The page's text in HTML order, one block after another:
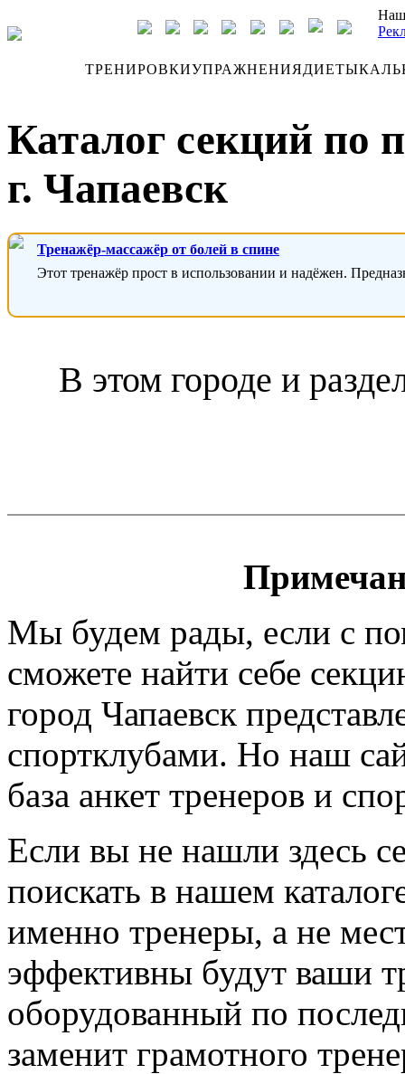
ТРЕНИРОВКИУПРАЖНЕНИЯДИЕТЫ
Каталог секций по
г. Чапаевск
Тренажёр-массажёр от болей в спине
Этот тренажёр прост в использовании и надёжен.
В этом городе и
Мы будем рады, если с
сможете найти себе
город Чапаевск
спортклубами. Но наш
база анкет тренеров и
Если вы не нашли здесь
поискать в нашем
именно тренеры, а не
эффективны будут ваши
оборудованный по
заменит грамотного